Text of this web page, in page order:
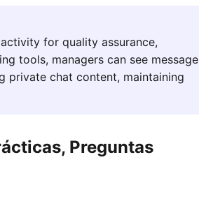
for quality assurance,
tools, managers can see message
private chat content, maintaining
Preguntas